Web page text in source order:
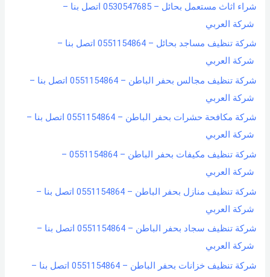
شراء اثاث مستعمل بحائل – 0530547685 اتصل بنا –
شركة العربي
شركة تنظيف مساجد بحائل – 0551154864 اتصل بنا –
شركة العربي
شركة تنظيف مجالس بحفر الباطن – 0551154864 اتصل بنا –
شركة العربي
شركة مكافحة حشرات بحفر الباطن – 0551154864 اتصل بنا –
شركة العربي
شركة تنظيف مكيفات بحفر الباطن – 0551154864 –
شركة العربي
شركة تنظيف منازل بحفر الباطن – 0551154864 اتصل بنا –
شركة العربي
شركة تنظيف سجاد بحفر الباطن – 0551154864 اتصل بنا –
شركة العربي
شركة تنظيف خزانات بحفر الباطن – 0551154864 اتصل بنا –